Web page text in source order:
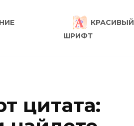
КРАСИВЫЙ
ШРИФТ
цитата: